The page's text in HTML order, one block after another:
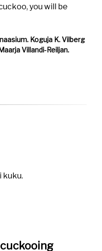
you will be
Koguja K. Vilberg
Villandi-Reiljan.
kuku.